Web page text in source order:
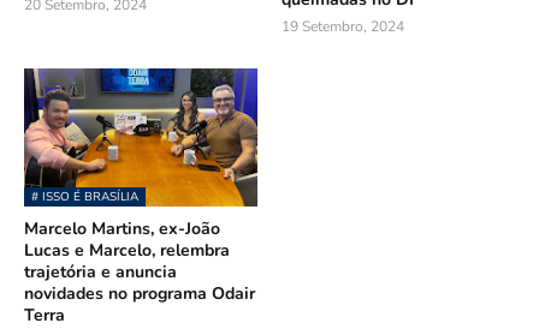
20 Setembro, 2024
19 Setembro, 2024
# ISSO É BRASÍLIA
Marcelo Martins, ex-João
Lucas e Marcelo, relembra
trajetória e anuncia
novidades no programa Odair
Terra